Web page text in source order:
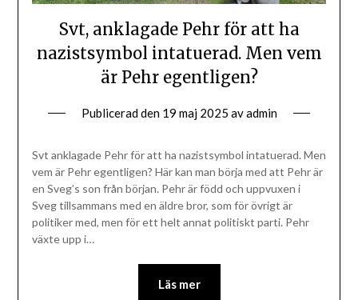
Svt, anklagade Pehr för att ha
nazistsymbol intatuerad. Men vem
är Pehr egentligen?
Publicerad den 19 maj 2025 avadmin
Svt anklagade Pehr för att ha nazistsymbol intatuerad. Men
vem är Pehr egentligen? Här kan man börja med att Pehr är
en Sveg’s son från början. Pehr är född och uppvuxen i
Sveg tillsammans med en äldre bror, som för övrigt är
politiker med, men för ett helt annat politiskt parti. Pehr
växte upp i…
Läs mer